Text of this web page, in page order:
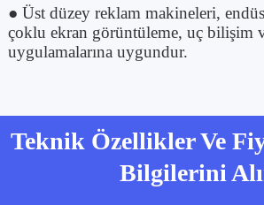
● Üst düzey reklam makineleri,
çoklu ekran görüntüleme, uç bilişim
uygulamalarına uygundur.
Teknik Özellikler Ve
Bilgilerini